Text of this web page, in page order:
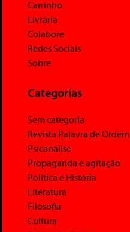
Carrinho
Livraria
Colabore
Redes Sociais
Sobre
Categorias
Sem categoria
Revista Palavra de Ordem
Psicanálise
Propaganda e agitação
Política e História
Literatura
Filosofia
Cultura